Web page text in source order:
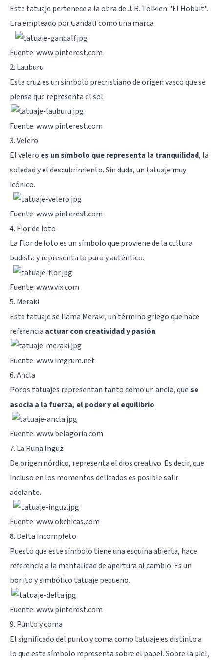
Este tatuaje pertenece a la obra de J. R. Tolkien "El Hobbit".
Era empleado por Gandalf como una marca.
Fuente: www.pinterest.com
2. Lauburu
Esta cruz es un símbolo precristiano de origen vasco que se
piensa que representa el sol.
Fuente: www.pinterest.com
3. Velero
El velero es un símbolo que representa la tranquilidad, la
soledad y el descubrimiento. Sin duda, un tatuaje muy
icónico.
Fuente: www.pinterest.com
4. Flor de loto
La Flor de loto es un símbolo que proviene de la cultura
budista y representa lo puro y auténtico.
Fuente: www.vix.com
5. Meraki
Este tatuaje se llama Meraki, un término griego que hace
referencia actuar con creatividad y pasión.
Fuente: www.imgrum.net
6. Ancla
Pocos tatuajes representan tanto como un ancla, quese
asocia a la fuerza, el poder y el equilibrio.
Fuente: www.belagoria.com
7. La Runa Inguz
De origen nórdico, representa el dios creativo. Es decir, que
incluso en los momentos delicados es posible salir
adelante.
Fuente: www.okchicas.com
8. Delta incompleto
Puesto que este símbolo tiene una esquina abierta, hace
referencia a la mentalidad de apertura al cambio. Es un
bonito y simbólico tatuaje pequeño.
Fuente: www.pinterest.com
9. Punto y coma
El significado del punto y coma como tatuaje es distinto a
lo que este símbolo representa sobre el papel. Sobre la piel,